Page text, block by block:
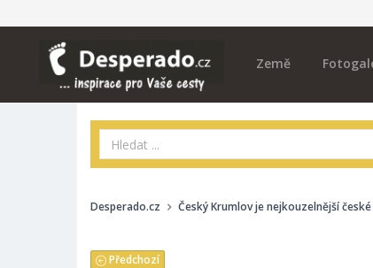
Země
Desperado.cz Český Krumlov je nejkouzelnější
Předchozí